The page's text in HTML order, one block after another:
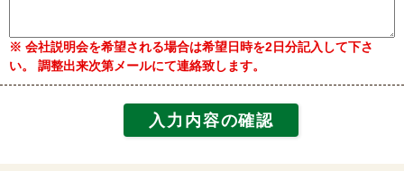
※ 会社説明会を希望される場合は希望日時を2日分記入して下さ
い。 調整出来次第メールにて連絡致します。